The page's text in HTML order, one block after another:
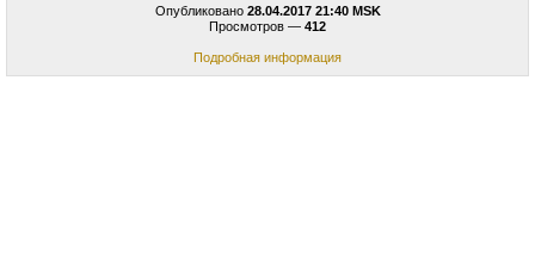
Опубликовано 28.04.2017 21:40 MSK
Просмотров — 412
Подробная информация